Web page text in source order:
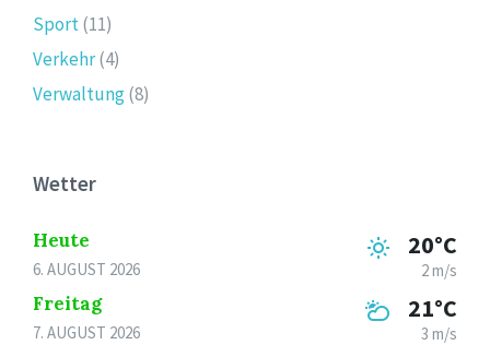
Sport(11)
Verkehr(4)
Verwaltung(8)
Wetter
Heute
6. AUGUST 2026
20°C
2 m/s
Freitag
7. AUGUST 2026
21°C
3 m/s